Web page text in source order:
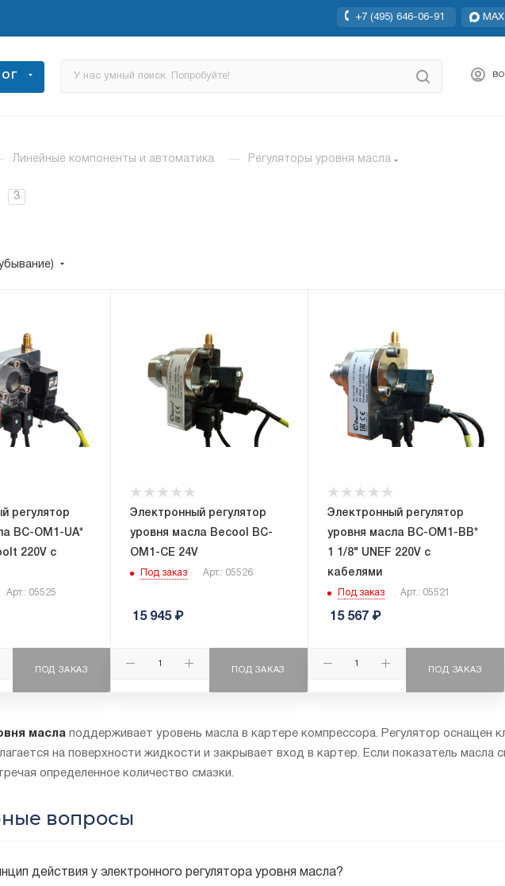
+7 (495) 646-06-91 MAX
Линейные компоненты и автоматика — Регуляторы уровня масла
3
регулятор
BC-OM1-UA*
220V с
Арт.: 05525
ПОД ЗАКАЗ
Электронный регулятор
уровня масла Becool BC-
OM1-CE 24V
Под заказ Арт.: 05526
15 945₽
ПОД ЗАКАЗ
Электронный регулятор
уровня масла BC-OM1-BB*
1 1/8" UNEF 220V с
кабелями
Под заказ Арт.: 05521
15 567 ₽
ПОД ЗАКАЗ
масла поддерживает уровень масла в картере компрессора. Регулятор оснащен
на поверхности жидкости и закрывает вход в картер. Если показатель масла
определенное количество смазки.
вопросы
действия у электронного регулятора уровня масла?